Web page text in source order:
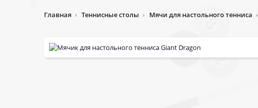
Главная Теннисные столы Мячи для настольного тенниса